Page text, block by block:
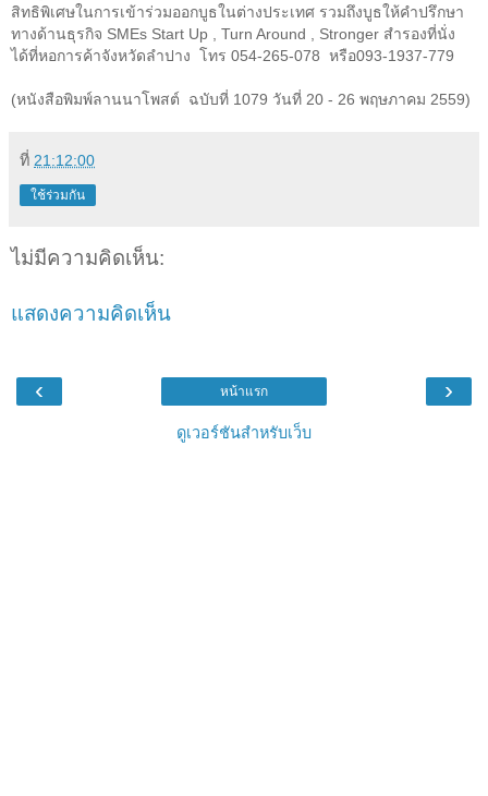
สิทธิพิเศษในการเข้าร่วมออกบูธในต่างประเทศ รวมถึงบูธให้คำปรึกษา
ทางด้านธุรกิจ SMEs Start Up , Turn Around , Stronger สำรองที่นั่ง
ได้ที่หอการค้าจังหวัดลำปาง โทร 054-265-078 หรือ093-1937-779
(หนังสือพิมพ์ลานนาโพสต์ ฉบับที่ 1079 วันที่ 20 - 26 พฤษภาคม 2559)
ที่ 21:12:00
ใช้ร่วมกัน
ไม่มีความคิดเห็น:
แสดงความคิดเห็น
‹ ›
หน้าแรก
ดูเวอร์ชันสำหรับเว็บ